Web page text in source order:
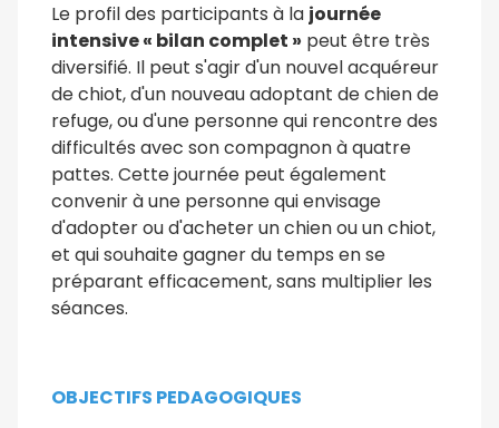
Le profil des participants à la journée
intensive « bilan complet » peut être très
diversifié. Il peut s'agir d'un nouvel acquéreur
de chiot, d'un nouveau adoptant de chien de
refuge, ou d'une personne qui rencontre des
difficultés avec son compagnon à quatre
pattes. Cette journée peut également
convenir à une personne qui envisage
d'adopter ou d'acheter un chien ou un chiot,
et qui souhaite gagner du temps en se
préparant efficacement, sans multiplier les
séances.
OBJECTIFS PEDAGOGIQUES